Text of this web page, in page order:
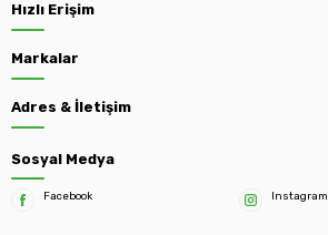
Hızlı Erişim
Markalar
Adres & İletişim
Sosyal Medya
Facebook Instagram